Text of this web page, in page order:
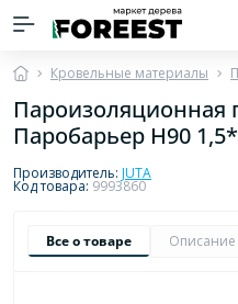
Кровельные материалы
Пароизоляционная
Паробарьер H90
Производитель: JUTA
Код товара: 9993860
Все о товаре Описание